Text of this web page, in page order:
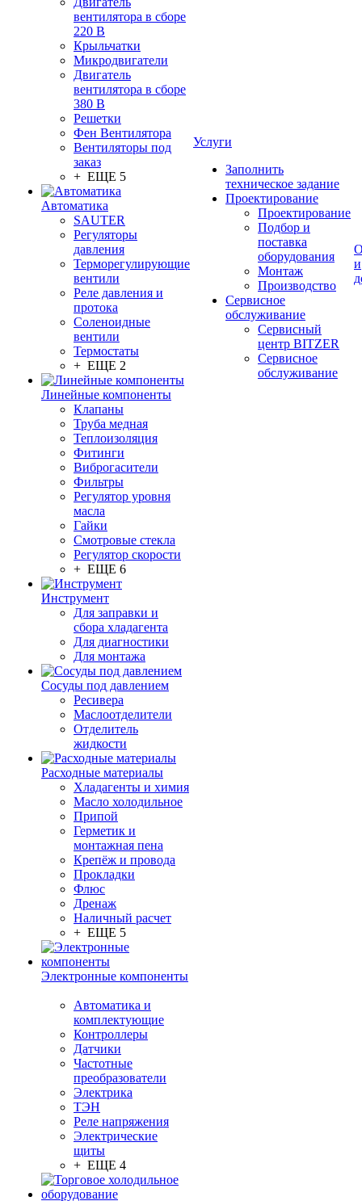
вентилятора в сборе
220 В
Крыльчатки
Микродвигатели
Двигатель
вентилятора в сборе
380 В
Решетки
Фен Вентилятора
Вентиляторы под
заказ
+ ЕЩЕ 5
Автоматика
SAUTER
Регуляторы
давления
Терморегулирующие
вентили
Реле давления и
протока
Соленоидные
вентили
Термостаты
+ ЕЩЕ 2
Линейные компоненты
Клапаны
Труба медная
Теплоизоляция
Фитинги
Виброгасители
Фильтры
Регулятор уровня
масла
Гайки
Смотровые стекла
Регулятор скорости
+ ЕЩЕ 6
Инструмент
Для заправки и
сбора хладагента
Для диагностики
Для монтажа
Сосуды под давлением
Ресивера
Маслоотделители
Отделитель
жидкости
Расходные материалы
Хладагенты и химия
Масло холодильное
Припой
Герметик и
монтажная пена
Крепёж и провода
Прокладки
Флюс
Дренаж
Наличный расчет
+ ЕЩЕ 5
Электронные компоненты
Автоматика и
комплектующие
Контроллеры
Датчики
Частотные
преобразователи
Электрика
ТЭН
Реле напряжения
Электрические
щиты
+ ЕЩЕ 4
Услуги
Заполнить
техническое задание
Проектирование
Проектирование
Подбор и
поставка
оборудования
Монтаж
Производство
Сервисное
обслуживание
Сервисный
центр BITZER
Сервисное
обслуживание
и